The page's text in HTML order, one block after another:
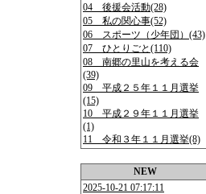
04 後援会活動(28)
05 私の関心事(52)
06 スポーツ（少年団）(43)
07 ひとりごと(110)
08 南郷の里山を考える会
(39)
09 平成２５年１１月選挙
(15)
10 平成２９年１１月選挙
(1)
11 令和３年１１月選挙(8)
NEW
2025-10-21 07:17:11